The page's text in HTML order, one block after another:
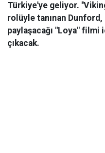
Türkiye'ye geliyor.
rolüyle tanınan
paylaşacağı "Loya" filmi
çıkacak.